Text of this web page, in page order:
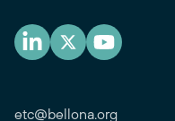
etc@bellona.org